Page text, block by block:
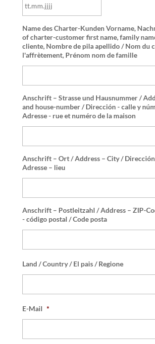
Punkt
MM
Punkt
Name des Charter-Kunden Vorname,
of charter-customer first name, family
cliente, Nombre de pila apellido / Nom du
l'affrètement, Prénom nom de famille
Anschrift – Strasse und Hausnummer /
and house-number / Dirección - calle y
Adresse - rue et numéro de la maison
Anschrift – Ort / Address – City /
Adresse – lieu
Anschrift – Postleitzahl / Address – ZIP-
- código postal / Code posta
Land / Country / El pais / Regione
E-Mail *